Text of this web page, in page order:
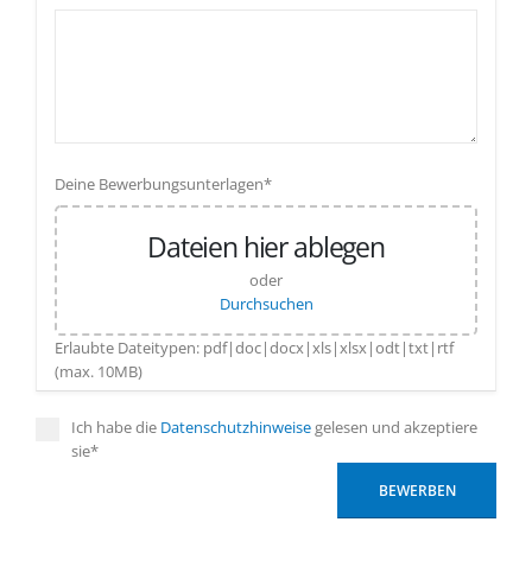
Deine Bewerbungsunterlagen*
Dateien hier ablegen
oder
Durchsuchen
Erlaubte Dateitypen: pdf|doc|docx|xls|xlsx|odt|txt|rtf
(max. 10MB)
Ich habe die Datenschutzhinweisegelesen und akzeptiere
sie*
BEWERBEN